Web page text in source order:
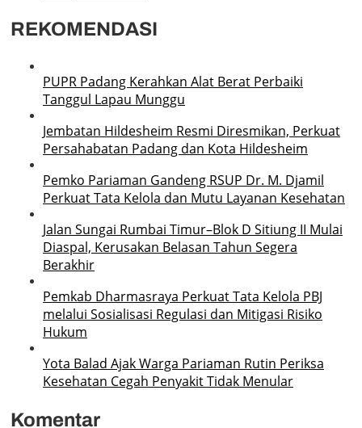
REKOMENDASI
PUPR Padang Kerahkan Alat Berat Perbaiki
Tanggul Lapau Munggu
Jembatan Hildesheim Resmi Diresmikan, Perkuat
Persahabatan Padang dan Kota Hildesheim
Pemko Pariaman Gandeng RSUP Dr. M. Djamil
Perkuat Tata Kelola dan Mutu Layanan Kesehatan
Jalan Sungai Rumbai Timur–Blok D Sitiung II Mulai
Diaspal, Kerusakan Belasan Tahun Segera
Berakhir
Pemkab Dharmasraya Perkuat Tata Kelola PBJ
melalui Sosialisasi Regulasi dan Mitigasi Risiko
Hukum
Yota Balad Ajak Warga Pariaman Rutin Periksa
Kesehatan Cegah Penyakit Tidak Menular
Komentar